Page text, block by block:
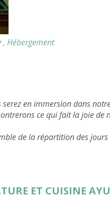
, Hébergement
en immersion dans
ce qui fait la joie de
de la répartition des
ET CUISINE